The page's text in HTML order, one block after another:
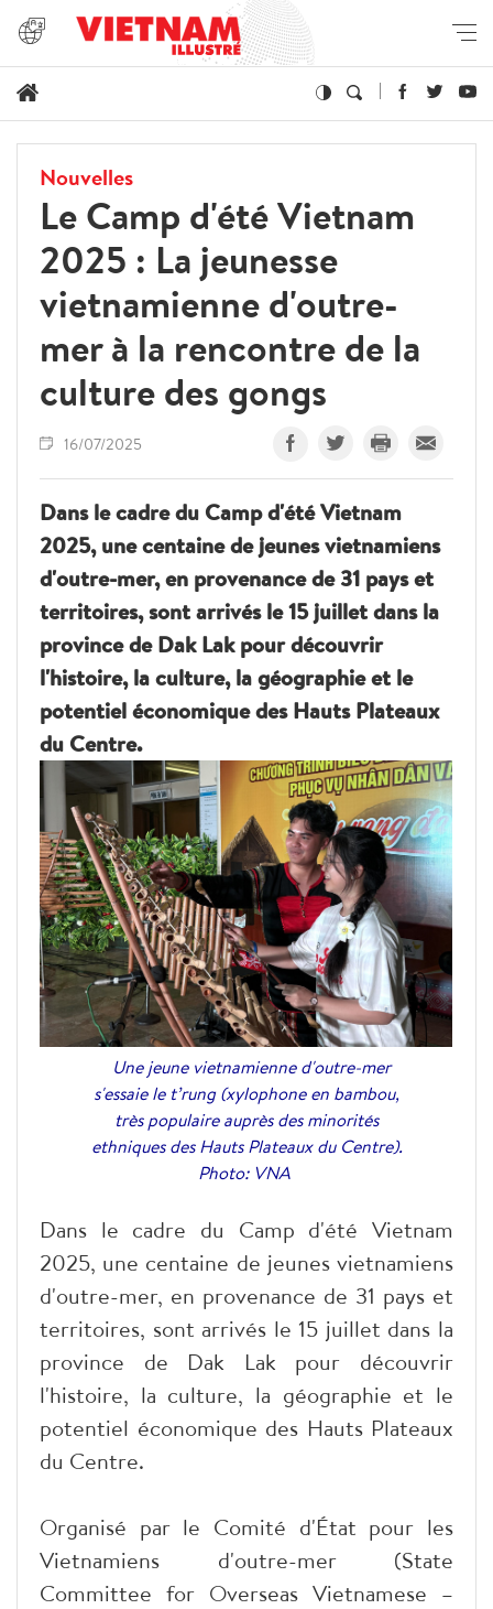
Nouvelles
Le Camp d'été Vietnam
2025 : La jeunesse
vietnamienne d'outre-
mer à la rencontre de la
culture des gongs
16/07/2025
Dans le cadre du Camp d'été Vietnam
2025, une centaine de jeunes vietnamiens
d'outre-mer, en provenance de 31 pays et
territoires, sont arrivés le 15 juillet dans la
province de Dak Lak pour découvrir
l'histoire, la culture, la géographie et le
potentiel économique des Hauts Plateaux
du Centre.
Une jeune vietnamienne d'outre-mer
s'essaie le t’rung (xylophone en bambou,
très populaire auprès des minorités
ethniques des Hauts Plateaux du Centre).
Photo: VNA
Dans le cadre du Camp d'été Vietnam
2025, une centaine de jeunes vietnamiens
d'outre-mer, en provenance de 31 pays et
territoires, sont arrivés le 15 juillet dans la
province de Dak Lak pour découvrir
l'histoire, la culture, la géographie et le
potentiel économique des Hauts Plateaux
du Centre.
Organisé par le Comité d'État pour les
Vietnamiens d'outre-mer (State
Committee for Overseas Vietnamese –